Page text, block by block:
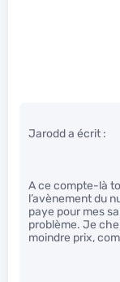
Jarodd a écrit :
A ce compte-là
l’avènement du
paye pour mes
problème. Je
moindre prix,